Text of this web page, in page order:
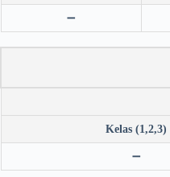
➖
Kelas (1,2,3)
➖